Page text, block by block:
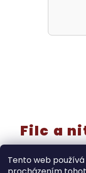
Tento web
Filc a